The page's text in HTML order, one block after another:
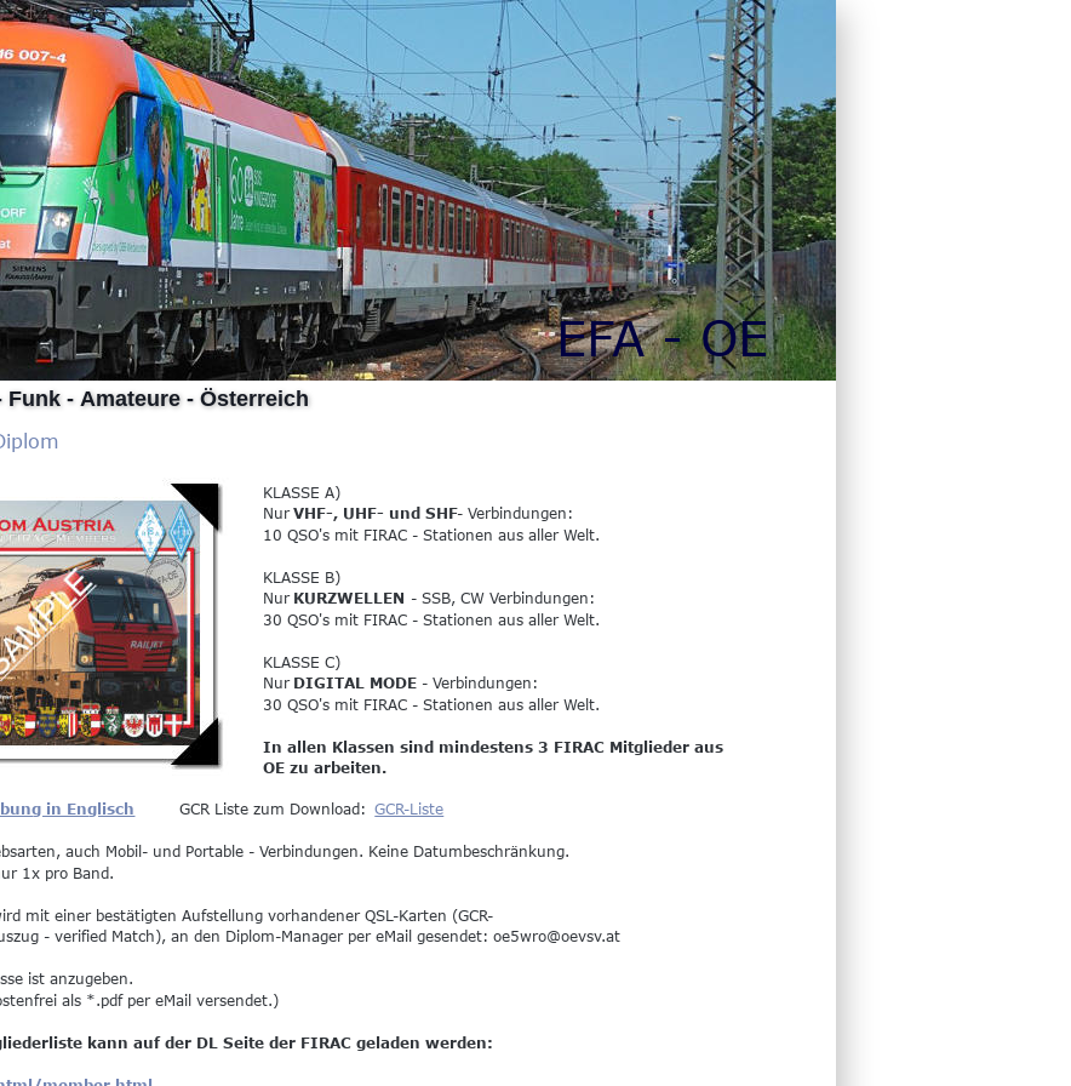
EFA - OE
Funk - Amateure - Österreich
in Englisch GCR Liste zum Download: GCR-Liste
auch Mobil- und Portable - Verbindungen. Keine Datumbeschränkung.
1x pro Band.
mit einer bestätigten Aufstellung vorhandener QSL-Karten (GCR-
- verified Match), an den Diplom-Manager per eMail gesendet: oe5wro@oevsv.at
ist anzugeben.
als *.pdf per eMail versendet.)
kann auf der DL Seite der FIRAC geladen werden:
KLASSE A)
Nur VHF-, UHF- und SHF- Verbindungen:
10 QSO's mit FIRAC - Stationen aus aller Welt.
KLASSE B)
Nur KURZWELLEN - SSB, CW Verbindungen:
30 QSO's mit FIRAC - Stationen aus aller Welt.
KLASSE C)
Nur DIGITAL MODE - Verbindungen:
30 QSO's mit FIRAC - Stationen aus aller Welt.
In allen Klassen sind mindestens 3 FIRAC Mitglieder aus
OE zu arbeiten.